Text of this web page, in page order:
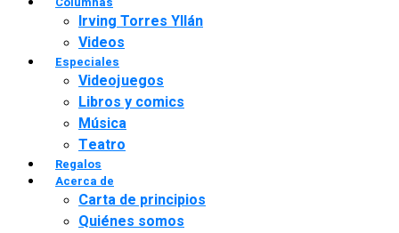
Irving Torres Yllán
Videos
Especiales
Videojuegos
Libros y comics
Música
Teatro
Regalos
Acerca de
Carta de principios
Quiénes somos